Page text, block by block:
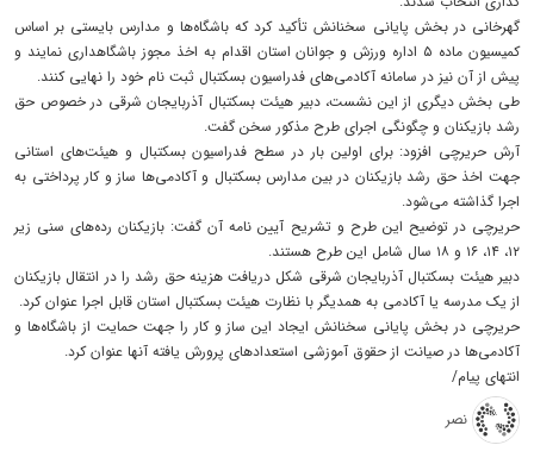
گهرخانی در بخش پایانی سخنانش تأکید کرد که باشگاه‌ها و مدارس بایستی بر اساس
کمیسیون ماده ۵ اداره ورزش و جوانان استان اقدام به اخذ مجوز باشگاهداری نمایند و
پیش از آن نیز در سامانه آکادمی‌های فدراسیون بسکتبال ثبت نام خود را نهایی کنند.
طی بخش دیگری از این نشست، دبیر هیئت بسکتبال آذربایجان شرقی در خصوص حق
رشد بازیکنان و چگونگی اجرای طرح مذکور سخن گفت.
آرش حریرچی افزود: برای اولین بار در سطح فدراسیون بسکتبال و هیئت‌های استانی
جهت اخذ حق رشد بازیکنان در بین مدارس بسکتبال و آکادمی‌ها ساز و کار پرداختی به
اجرا گذاشته می‌شود.
حریرچی در توضیح این طرح و تشریح آیین نامه آن گفت: بازیکنان رده‌های سنی زیر
۱۲، ۱۴، ۱۶ و ۱۸ سال شامل این طرح هستند.
دبیر هیئت بسکتبال آذربایجان شرقی شکل دریافت هزینه حق رشد را در انتقال بازیکنان
از یک مدرسه یا آکادمی به همدیگر با نظارت هیئت بسکتبال استان قابل اجرا عنوان کرد.
حریرچی در بخش پایانی سخنانش ایجاد این ساز و کار را جهت حمایت از باشگاه‌ها و
آکادمی‌ها در صیانت از حقوق آموزشی استعدادهای پرورش یافته آنها عنوان کرد.
انتهای پیام/
نصر